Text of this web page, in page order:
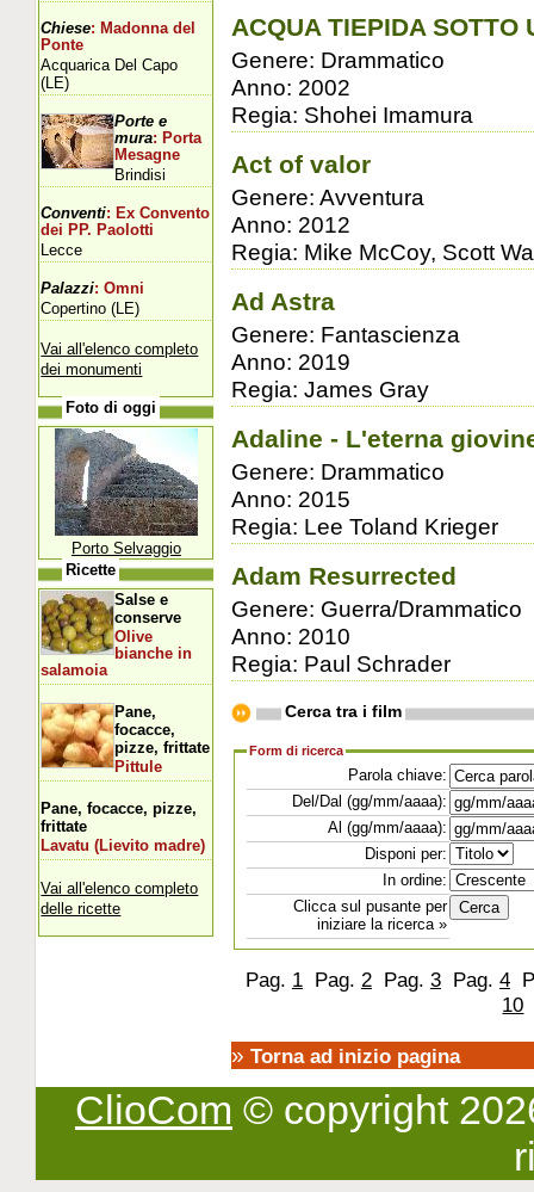
ACQUA TIEPIDA SOTTO
Genere: Drammatico
Anno: 2002
Regia: Shohei Imamura
Act of valor
Genere: Avventura
Anno: 2012
Regia: Mike McCoy, Scott
Ad Astra
Genere: Fantascienza
Anno: 2019
Regia: James Gray
Adaline - L'eterna
Genere: Drammatico
Anno: 2015
Regia: Lee Toland Krieger
Adam Resurrected
Genere: Guerra/Drammatico
Anno: 2010
Regia: Paul Schrader
Cerca tra i film
Form di ricerca
Parola chiave:
Del/Dal (gg/mm/aaaa):
Al (gg/mm/aaaa):
Disponi per:
In ordine:
Clicca sul pusante per
iniziare la ricerca »
Pag. 1 Pag. 2 Pag. 3 Pag. 4
10
» Torna ad inizio pagina
Chiese: Madonna del
Ponte
Acquarica Del Capo
(LE)
Porte e
mura: Porta
Mesagne
Brindisi
Conventi: Ex Convento
dei PP. Paolotti
Lecce
Palazzi: Omni
Copertino (LE)
Vai all'elenco completo
dei monumenti
Foto di oggi
Porto Selvaggio
Ricette
Salse e
conserve
Olive
bianche in
salamoia
Pane,
focacce,
pizze, frittate
Pittule
Pane, focacce, pizze,
frittate
Lavatu (Lievito madre)
Vai all'elenco completo
delle ricette
ClioCom © copyright